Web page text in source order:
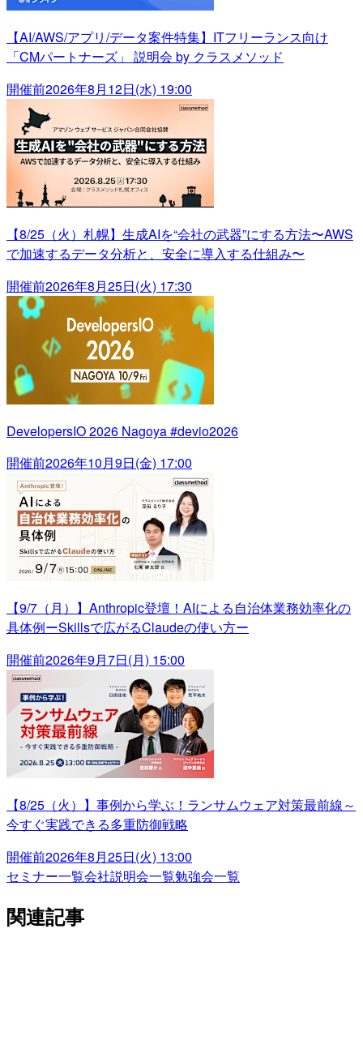
【AI/AWS/アプリ/データ案件特集】ITフリーランス向け
「CMパートナーズ」 説明会 by クラスメソッド
開催前2026年8月12日(水) 19:00
【8/25（火）札幌】生成AIを“会社の武器”にする方法〜AWS
で加速するデータ分析と、安全に導入する仕組み〜
開催前2026年8月25日(火) 17:30
DevelopersIO 2026 Nagoya #devio2026
開催前2026年10月9日(金) 17:00
【9/7（月）】Anthropic登壇！AIによる自治体業務効率化の
具体例ーSkillsで広がるClaudeの使い方ー
開催前2026年9月7日(月) 15:00
【8/25（火）】事例から学ぶ！ランサムウェア対策最前線～
今すぐ実践できる多重防御戦略
開催前2026年8月25日(火) 13:00
セミナー一覧会社説明会一覧勉強会一覧
関連記事